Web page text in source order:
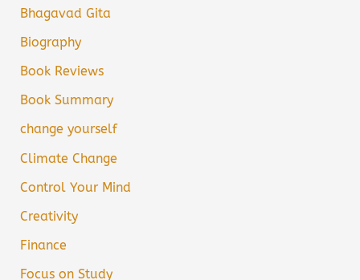
Bhagavad Gita
Biography
Book Reviews
Book Summary
change yourself
Climate Change
Control Your Mind
Creativity
Finance
Focus on Study